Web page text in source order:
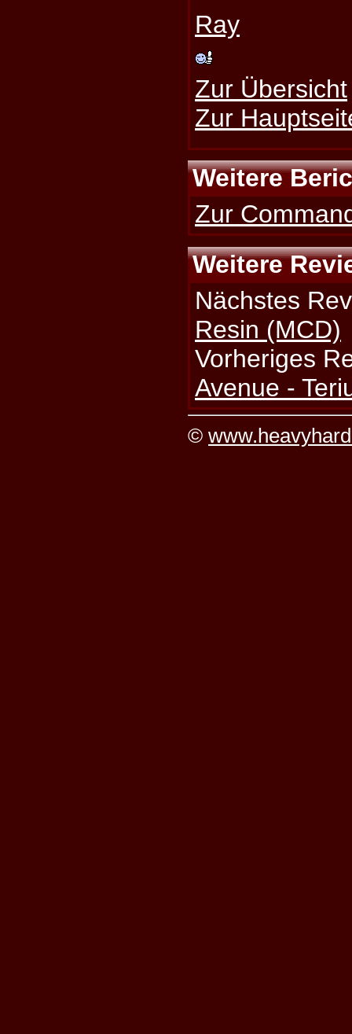
Ray
Zur Übersicht
Zur
Weitere
Zur
Weitere
Nächstes
Resin (MCD)
Vorheriges
Avenue -
©